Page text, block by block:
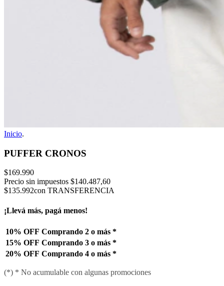
Inicio.
PUFFER CRONOS
$169.990
Precio sin impuestos $140.487,60
$135.992con TRANSFERENCIA
¡Llevá más, pagá menos!
10% OFF Comprando 2 o más *
15% OFF Comprando 3 o más *
20% OFF Comprando 4 o más *
(*) * No acumulable con algunas promociones